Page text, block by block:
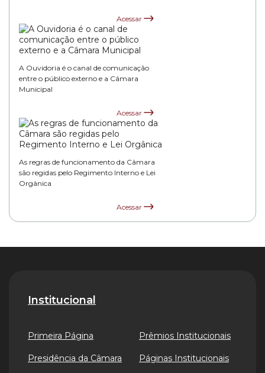
Acessar
A Ouvidoria é o canal de comunicação
entre o público externo e a Câmara
Municipal
Acessar
As regras de funcionamento da Câmara
são regidas pelo Regimento Interno e Lei
Orgânica
Acessar
Institucional
Primeira Página
Presidência da Câmara
Prêmios Institucionais
Páginas Institucionais